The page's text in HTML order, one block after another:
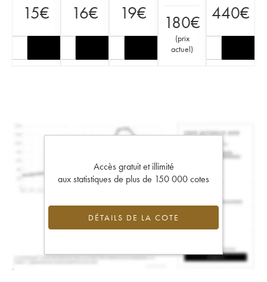
15€ 16€ 19€ 180€
(prix
actuel)
440€
Accès gratuit et illimité
aux statistiques de plus de 150 000 cotes
DÉTAILS DE LA COTE